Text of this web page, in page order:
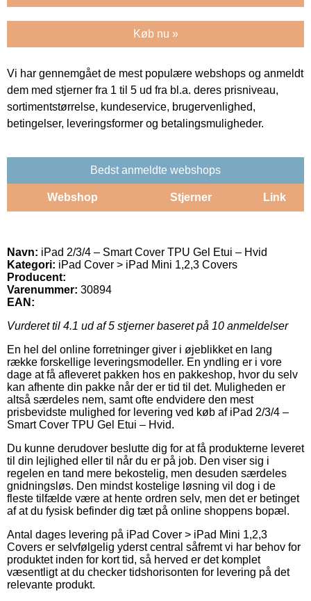
Køb nu »
Vi har gennemgået de mest populære webshops og anmeldt
dem med stjerner fra 1 til 5 ud fra bl.a. deres prisniveau,
sortimentstørrelse, kundeservice, brugervenlighed,
betingelser, leveringsformer og betalingsmuligheder.
Bedst anmeldte webshops
Webshop Stjerner Link
Navn: iPad 2/3/4 – Smart Cover TPU Gel Etui – Hvid
Kategori: iPad Cover > iPad Mini 1,2,3 Covers
Producent:
Varenummer: 30894
EAN:
Vurderet til 4.1 ud af 5 stjerner baseret på 10 anmeldelser
En hel del online forretninger giver i øjeblikket en lang
række forskellige leveringsmodeller. En yndling er i vore
dage at få afleveret pakken hos en pakkeshop, hvor du selv
kan afhente din pakke når der er tid til det. Muligheden er
altså særdeles nem, samt ofte endvidere den mest
prisbevidste mulighed for levering ved køb af iPad 2/3/4 –
Smart Cover TPU Gel Etui – Hvid.
Du kunne derudover beslutte dig for at få produkterne leveret
til din lejlighed eller til når du er på job. Den viser sig i
regelen en tand mere bekostelig, men desuden særdeles
gnidningsløs. Den mindst kostelige løsning vil dog i de
fleste tilfælde være at hente ordren selv, men det er betinget
af at du fysisk befinder dig tæt på online shoppens bopæl.
Antal dages levering på iPad Cover > iPad Mini 1,2,3
Covers er selvfølgelig yderst central såfremt vi har behov for
produktet inden for kort tid, så herved er det komplet
væsentligt at du checker tidshorisonten for levering på det
relevante produkt.